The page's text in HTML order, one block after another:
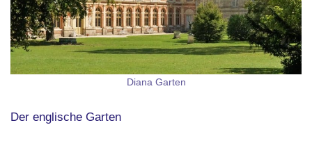
Diana Garten
Der englische Garten